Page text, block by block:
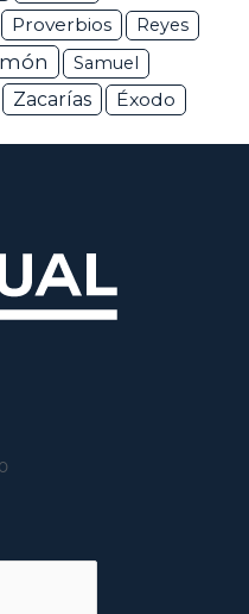
Proverbios Reyes
Samuel
Zacarías Éxodo